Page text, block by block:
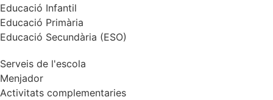
Educació Infantil
Educació Primària
Educació Secundària (ESO)
Serveis de l'escola
Menjador
Activitats complementaries